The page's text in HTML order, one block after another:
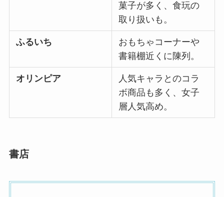
菓子が多く、食玩の
取り扱いも。
ふるいち
おもちゃコーナーや
書籍棚近くに陳列。
オリンピア
人気キャラとのコラ
ボ商品も多く、女子
層人気高め。
書店